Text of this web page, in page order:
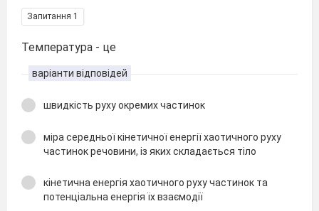
Запитання 1
Температура - це
варіанти відповідей
швидкість руху окремих частинок
міра середньої кінетичної енергії хаотичного руху
частинок речовини, із яких складається тіло
кінетична енергія хаотичного руху частинок та
потенціальна енергія їх взаємодії